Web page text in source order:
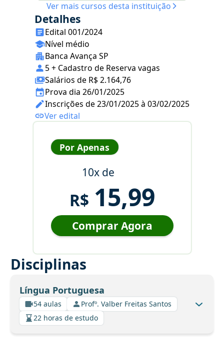
Ver mais cursos desta instituição
Detalhes
Edital 001/2024
Nível médio
Banca Avança SP
5 + Cadastro de Reserva vagas
Salários de R$ 2.164,76
Prova dia 26/01/2025
Inscrições de 23/01/2025 à 03/02/2025
Ver edital
Por Apenas
10x de
R$ 15,99
Comprar Agora
Disciplinas
Língua Portuguesa
54 aulas
Profº. Valber Freitas Santos
22 horas de estudo